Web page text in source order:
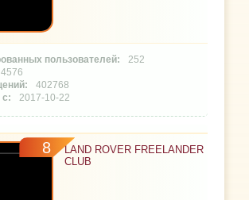
252
4576
402768
2017-10-22
8
LAND ROVER FREELANDER
CLUB